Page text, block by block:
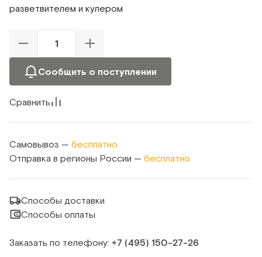
разветвителем и кулером
Сообщить о поступлении
Сравнить
Самовывоз — бесплатно
Отправка в регионы России — бесплатно
Способы доставки
Способы оплаты
Заказать по телефону: +7 (495) 150‑27‑26